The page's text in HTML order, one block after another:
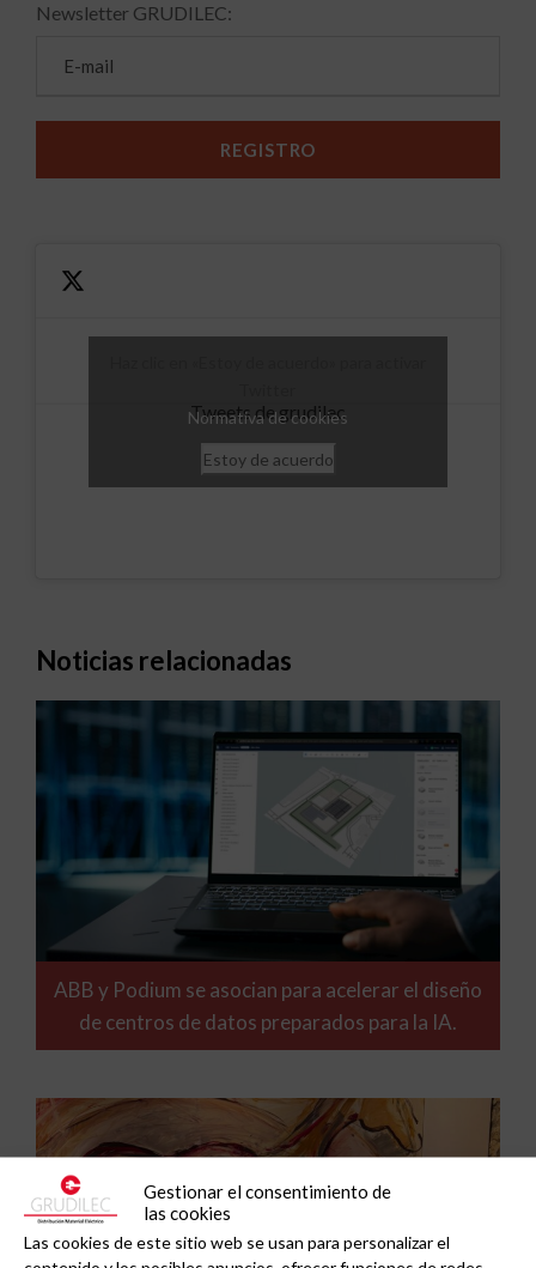
Gestionar el consentimiento de
las cookies
Las cookies de este sitio web se usan para personalizar el
Newsletter GRUDILEC:
Tweets de grudilec
Normativa de cookies
Estoy de acuerdo
Noticias relacionadas
ABB y Podium se asocian para acelerar el diseño
de centros de datos preparados para la IA.